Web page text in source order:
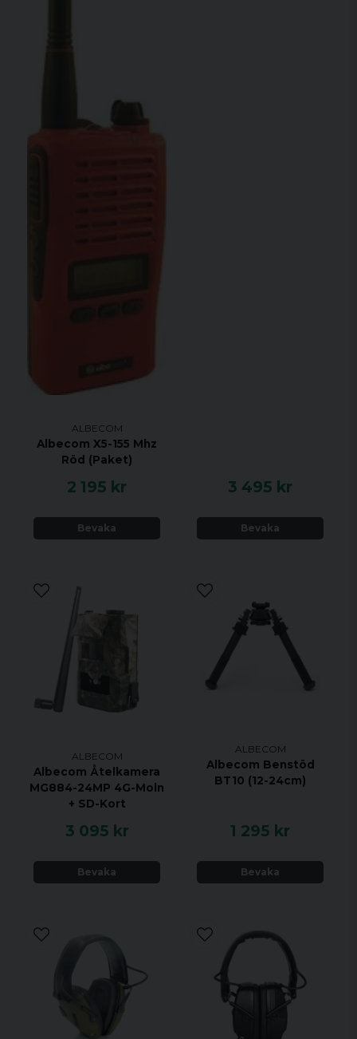
ALBECOM
Albecom X5-155 Mhz
Röd (Paket)
2 195 kr
Bevaka
3 495 kr
Bevaka
ALBECOM
Albecom Åtelkamera
MG884-24MP 4G-Moln
+ SD-Kort
3 095 kr
Bevaka
ALBECOM
Albecom Benstöd
BT10 (12-24cm)
1 295 kr
Bevaka